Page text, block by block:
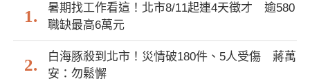
暑期找工作看這！北市8/11起連4天徵才 逾580
職缺最高6萬元
白海豚殺到北市！災情破180件、5人受傷 蔣萬
安：勿鬆懈